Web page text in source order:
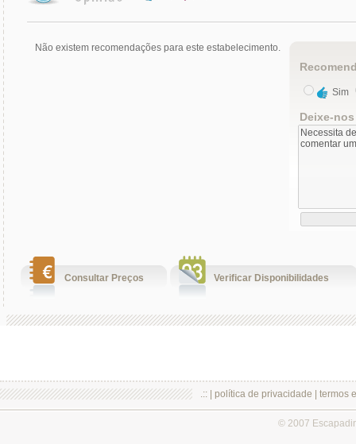
Não existem recomendações para este estabelecimento.
Sim
Deixe-
Consultar Preços Verificar Disponibilidades
.:: | política de privacidade termos
© 2007